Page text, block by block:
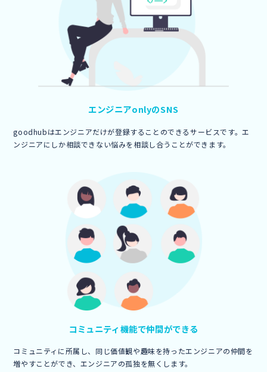
エンジニアonlyのSNS
goodhubはエンジニアだけが登録することのできるサービスです。エ
ンジニアにしか相談できない悩みを相談し合うことができます。
コミュニティ機能で仲間ができる
コミュニティに所属し、同じ価値観や趣味を持ったエンジニアの仲間を
増やすことができ、エンジニアの孤独を無くします。